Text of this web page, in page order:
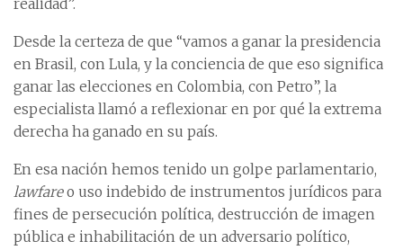
realidad”.
Desde la certeza de que “vamos a ganar la presidencia
en Brasil, con Lula, y la conciencia de que eso significa
ganar las elecciones en Colombia, con Petro”, la
especialista llamó a reflexionar en por qué la extrema
derecha ha ganado en su país.
En esa nación hemos tenido un golpe parlamentario,
lawfareo uso indebido de instrumentos jurídicos para
fines de persecución política, destrucción de imagen
pública e inhabilitación de un adversario político,